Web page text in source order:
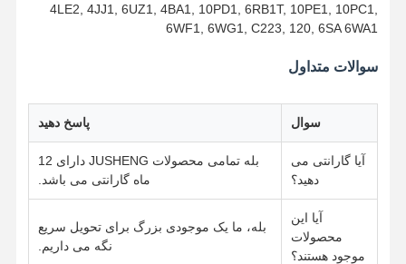
4LE2, 4JJ1, 6UZ1, 4BA1, 10PD1, 6RB1T, 10PE1, 10PC1,
6WF1, 6WG1, C223, 120, 6SA 6WA1
سوالات متداول
سوال پاسخ دهید
آیا گارانتی می
دهید؟
بله تمامی محصولات JUSHENG دارای 12
ماه گارانتی می باشد.
آیا این
محصولات
موجود هستند؟
بله، ما یک موجودی بزرگ برای تحویل سریع
نگه می داریم.